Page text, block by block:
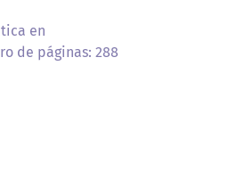
en
de páginas: 288